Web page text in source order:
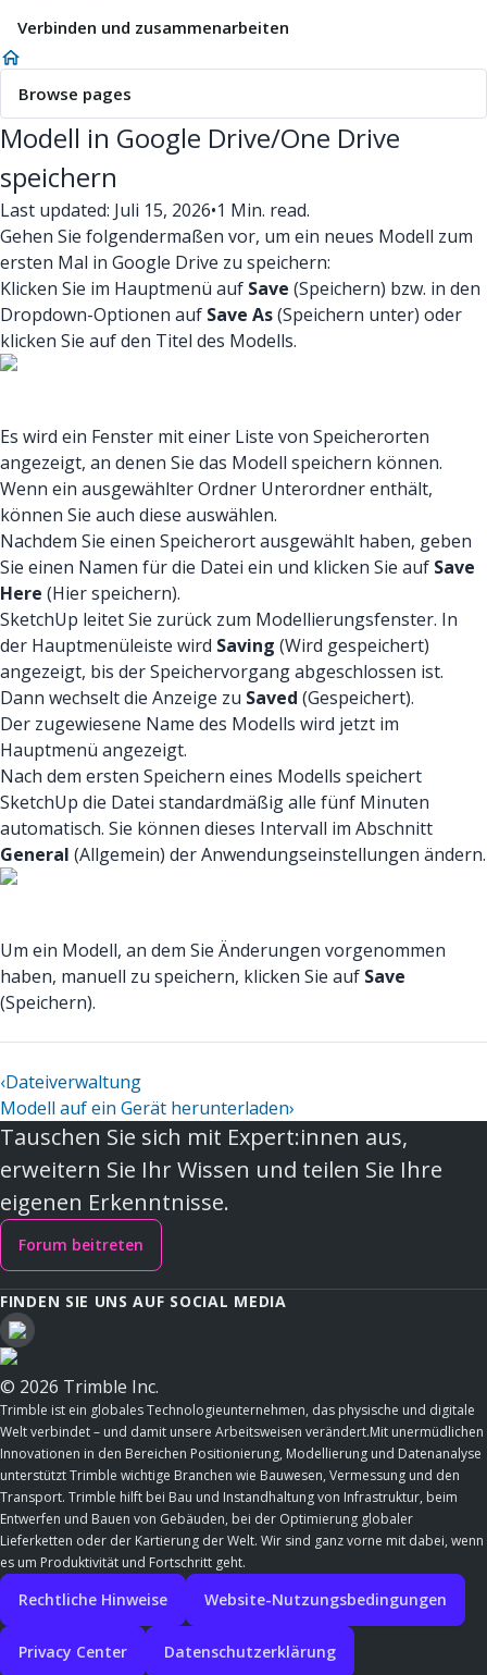
Verbinden und zusammenarbeiten
Browse pages
Modell in Google Drive/One Drive
speichern
Last updated: Juli 15, 2026•1 Min. read.
Gehen Sie folgendermaßen vor, um ein neues Modell zum
ersten Mal in Google Drive zu speichern:
Klicken Sie im Hauptmenü auf Save (Speichern) bzw. in den
Dropdown-Optionen auf Save As(Speichern unter) oder
klicken Sie auf den Titel des Modells.
Es wird ein Fenster mit einer Liste von Speicherorten
angezeigt, an denen Sie das Modell speichern können.
Wenn ein ausgewählter Ordner Unterordner enthält,
können Sie auch diese auswählen.
Nachdem Sie einen Speicherort ausgewählt haben, geben
Sie einen Namen für die Datei ein und klicken Sie auf Save
Here (Hier speichern).
SketchUp leitet Sie zurück zum Modellierungsfenster. In
der Hauptmenüleiste wird Saving (Wird gespeichert)
angezeigt, bis der Speichervorgang abgeschlossen ist.
Dann wechselt die Anzeige zu Saved (Gespeichert).
Der zugewiesene Name des Modells wird jetzt im
Hauptmenü angezeigt.
Nach dem ersten Speichern eines Modells speichert
SketchUp die Datei standardmäßig alle fünf Minuten
automatisch. Sie können dieses Intervall im Abschnitt
General (Allgemein) der Anwendungseinstellungen ändern.
Um ein Modell, an dem Sie Änderungen vorgenommen
haben, manuell zu speichern, klicken Sie auf Save
(Speichern).
‹Dateiverwaltung
Modell auf ein Gerät herunterladen›
Tauschen Sie sich mit Expert:innen aus,
erweitern Sie Ihr Wissen und teilen Sie Ihre
eigenen Erkenntnisse.
Forum beitreten
FINDEN SIE UNS AUF SOCIAL MEDIA
© 2026 Trimble Inc.
Trimble ist ein globales Technologieunternehmen, das physische und digitale
Welt verbindet – und damit unsere Arbeitsweisen verändert.Mit unermüdlichen
Innovationen in den Bereichen Positionierung, Modellierung und Datenanalyse
unterstützt Trimble wichtige Branchen wie Bauwesen, Vermessung und den
Transport. Trimble hilft bei Bau und Instandhaltung von Infrastruktur, beim
Entwerfen und Bauen von Gebäuden, bei der Optimierung globaler
Lieferketten oder der Kartierung der Welt. Wir sind ganz vorne mit dabei, wenn
es um Produktivität und Fortschritt geht.
Rechtliche Hinweise Website-Nutzungsbedingungen
Privacy Center Datenschutzerklärung